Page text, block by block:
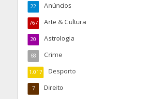
Anúncios
22
Arte & Cultura
767
Astrologia
20
Crime
68
Desporto
1.017
Direito
7